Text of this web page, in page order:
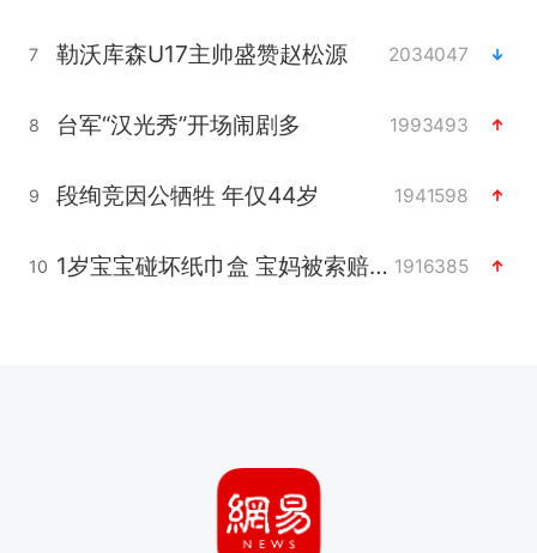
7 勒沃库森U17主帅盛赞赵松源 2034047
8 台军“汉光秀”开场闹剧多 1993493
9 段绚竞因公牺牲 年仅44岁 1941598
10 1岁宝宝碰坏纸巾盒 宝妈被索赔924元 1916385